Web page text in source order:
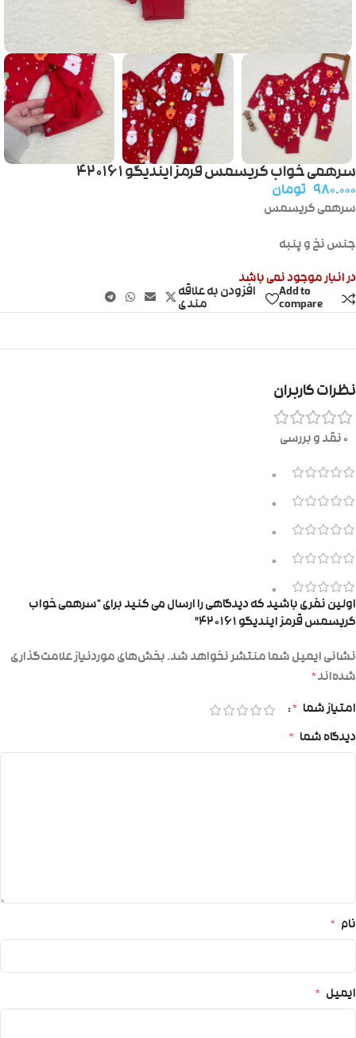
سرهمی خواب کریسمس قرمز ایندیگو ۴۲۰۱۶۱
۹۸۰.۰۰۰ تومان
سرهمی کریسمس
جنس نخ و پنبه
در انبار موجود نمی باشد
Add to
compare
افزودن به علاقه
مندی
نظرات کاربران
0 نقد و بررسی
0
0
0
0
0
اولین نفری باشید که دیدگاهی را ارسال می کنید برای “سرهمی خواب
کریسمس قرمز ایندیگو ۴۲۰۱۶۱”
نشانی ایمیل شما منتشر نخواهد شد.بخش‌های موردنیاز علامت‌گذاری
شده‌اند*
امتیاز شما *
دیدگاه شما *
نام *
ایمیل *